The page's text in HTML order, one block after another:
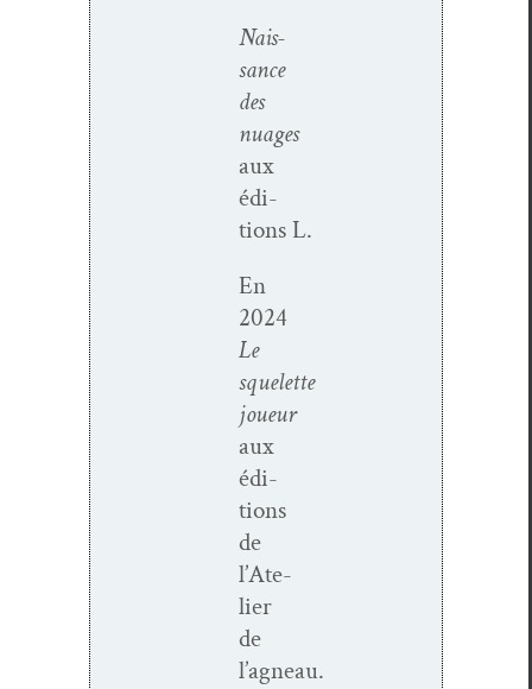
Nais­
sance
des
nuages
aux
édi­
tions L.
En
2024
Le
squelette
joueur
aux
édi­
tions
de
l’Ate­
lier
de
l’agneau.